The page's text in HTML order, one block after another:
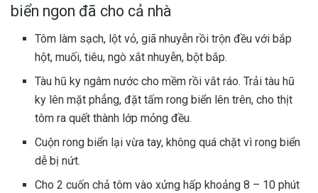
biển ngon đã cho cả nhà
Tôm làm sạch, lột vỏ, giã nhuyễn rồi trộn đều với bắp
hột, muối, tiêu, ngò xắt nhuyễn, bột bắp.
Tàu hũ ky ngâm nước cho mềm rồi vắt ráo. Trải tàu hũ
ky lên mặt phẳng, đặt tấm rong biển lên trên, cho thịt
tôm ra quết thành lớp mỏng đều.
Cuộn rong biển lại vừa tay, không quá chặt vì rong biển
dễ bị nứt.
Cho 2 cuốn chả tôm vào xửng hấp khoảng 8 – 10 phút